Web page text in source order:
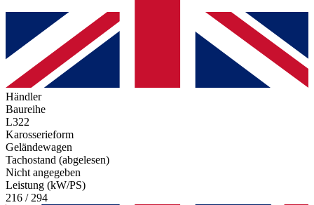
Händler
Baureihe
L322
Karosserieform
Geländewagen
Tachostand (abgelesen)
Nicht angegeben
Leistung (kW/PS)
216 / 294